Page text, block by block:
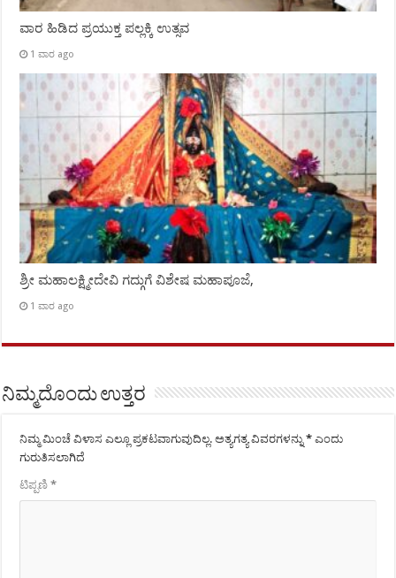
ವಾರ ಹಿಡಿದ ಪ್ರಯುಕ್ತ ಪಲ್ಲಕ್ಕಿ ಉತ್ಸವ
1 ವಾರ ago
ಶ್ರೀ ಮಹಾಲಕ್ಷ್ಮೀದೇವಿ ಗದ್ಗುಗೆ ವಿಶೇಷ ಮಹಾಪೂಜೆ,
1 ವಾರ ago
ನಿಮ್ಮದೊಂದು ಉತ್ತರ
ನಿಮ್ಮ ಮಿಂಚೆ ವಿಳಾಸ ಎಲ್ಲೂ ಪ್ರಕಟವಾಗುವುದಿಲ್ಲ. ಅತ್ಯಗತ್ಯ ವಿವರಗಳನ್ನು* ಎಂದು
ಗುರುತಿಸಲಾಗಿದೆ
ಟಿಪ್ಪಣಿ*